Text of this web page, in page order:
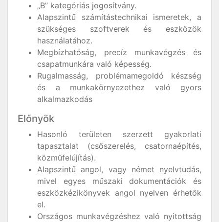
„B” kategóriás jogosítvány.
Alapszintű számítástechnikai ismeretek, a
szükséges szoftverek és eszközök
használatához.
Megbízhatóság, precíz munkavégzés és
csapatmunkára való képesség.
Rugalmasság, problémamegoldó készség
és a munkakörnyezethez való gyors
alkalmazkodás
Előnyök
Hasonló területen szerzett gyakorlati
tapasztalat (csőszerelés, csatornaépítés,
közműfelújítás).
Alapszintű angol, vagy német nyelvtudás,
mivel egyes műszaki dokumentációk és
eszközkézikönyvek angol nyelven érhetők
el.
Országos munkavégzéshez való nyitottság